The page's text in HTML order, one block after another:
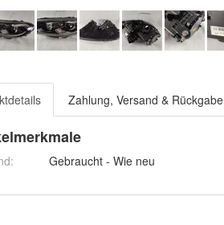
Zahlung, Versand & Rückgabe
Gebraucht - Wie neu